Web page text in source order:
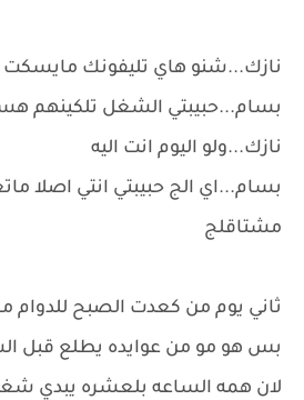
نازك...شنو هاي تليفونك مايسكت
بسام...حبيبتي الشغل تلكينهم
نازك...ولو اليوم انت اليه
بسام...اي الج حبيبتي انتي اصلا
مشتاقلج
ثاني يوم من كعدت الصبح للدوام
بس هو مو من عوايده يطلع قبل
لان همه الساعه بلعشره يبدي